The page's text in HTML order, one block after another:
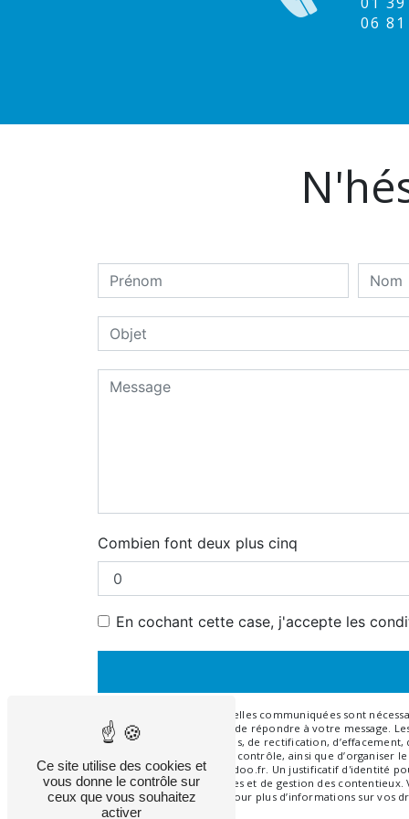
06
Combien font deux plus cinq
En cochant cette case, j'accepte les
** Les données personnelles communiquées sont
traitants dans le seul but de répondre à votre message.
disposez de droits d’accès, de rectification,
auprès d’une autorité de contrôle, ainsi que
ghislaine.bachard@wanadoo.fr. Un justificatif d'identité
légale aux fins probatoires et de gestion des
Consultez le site cnil.fr pour plus d’informations sur vos
Ce site utilise des cookies et
vous donne le contrôle sur
ceux que vous souhaitez
activer